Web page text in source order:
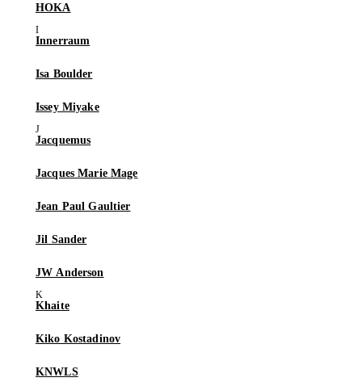
HOKA
Innerraum
Isa Boulder
Issey Miyake
Jacquemus
Jacques Marie Mage
Jean Paul Gaultier
Jil Sander
JW Anderson
Khaite
Kiko Kostadinov
KNWLS